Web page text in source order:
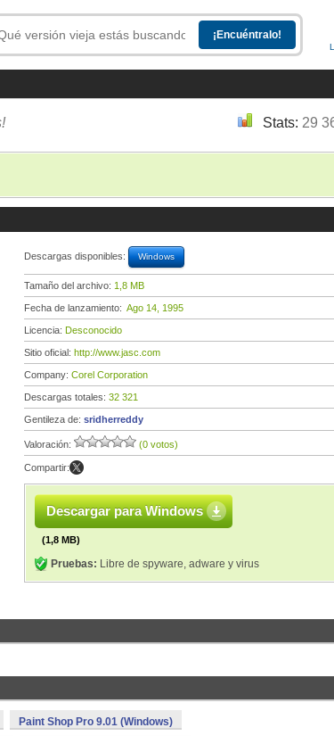
Stats: 29
Descargas disponibles: Windows
Tamaño del archivo: 1,8 MB
Fecha de lanzamiento: Ago 14, 1995
Licencia: Desconocido
Sitio oficial: http://www.jasc.com
Company: Corel Corporation
Descargas totales: 32 321
Gentileza de: sridherreddy
Valoración: (0 votos)
Compartir:
Descargar para Windows
(1,8 MB)
Pruebas: Libre de spyware, adware y virus
Paint Shop Pro 9.01 (Windows)